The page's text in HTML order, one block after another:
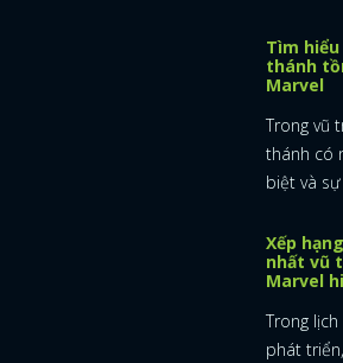
Tìm
thánh
Marvel
Trong vũ
thánh có
biệt và
Xếp
nhất vũ
Marvel
Trong
phát